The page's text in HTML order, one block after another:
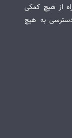
از هیچ کمکی
دسترسی به هیچ